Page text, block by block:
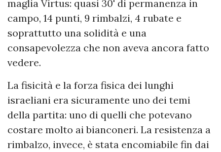
maglia Virtus: quasi 30' di permanenza in
campo, 14 punti, 9 rimbalzi, 4 rubate e
soprattutto una solidità e una
consapevolezza che non aveva ancora fatto
vedere.
La fisicità e la forza fisica dei lunghi
israeliani era sicuramente uno dei temi
della partita: uno di quelli che potevano
costare molto ai bianconeri. La resistenza a
rimbalzo, invece, è stata encomiabile fin dai